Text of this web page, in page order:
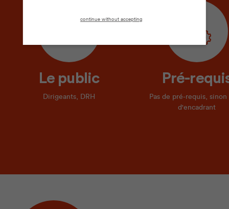
Le public
Dirigeants, DRH
Pré-
Pas de pré-requis,
d'encadrant
continue without accepting